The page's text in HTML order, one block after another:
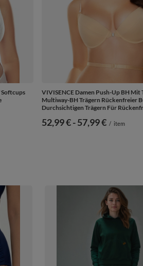
VIVISENCE Damen Push-Up BH Mit
Multiway-BH Trägern Rückenfreier
Durchsichtigen Trägern Für
ab
52,99 €-bis
57,99 € / item